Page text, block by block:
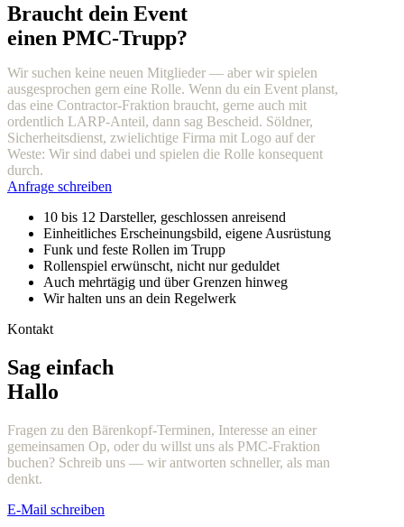
Braucht dein Event
einen PMC-Trupp?
Wir suchen keine neuen Mitglieder — aber wir spielen
ausgesprochen gern eine Rolle. Wenn du ein Event planst,
das eine Contractor-Fraktion braucht, gerne auch mit
ordentlich LARP-Anteil, dann sag Bescheid. Söldner,
Sicherheitsdienst, zwielichtige Firma mit Logo auf der
Weste: Wir sind dabei und spielen die Rolle konsequent
durch.
Anfrage schreiben
10 bis 12 Darsteller, geschlossen anreisend
Einheitliches Erscheinungsbild, eigene Ausrüstung
Funk und feste Rollen im Trupp
Rollenspiel erwünscht, nicht nur geduldet
Auch mehrtägig und über Grenzen hinweg
Wir halten uns an dein Regelwerk
Kontakt
Sag einfach
Hallo
Fragen zu den Bärenkopf-Terminen, Interesse an einer
gemeinsamen Op, oder du willst uns als PMC-Fraktion
buchen? Schreib uns — wir antworten schneller, als man
denkt.
E-Mail schreiben